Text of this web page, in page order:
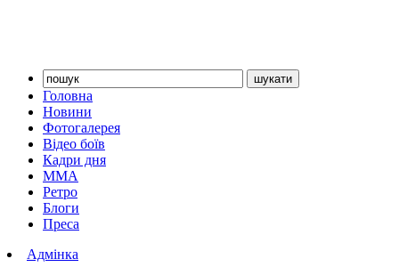
Головна
Новини
Фотогалерея
Відео боїв
Кадри дня
ММА
Ретро
Блоги
Преса
Адмінка